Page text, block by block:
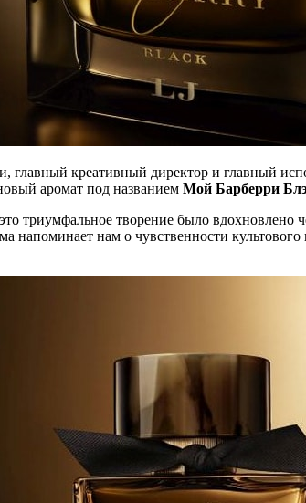
главный креативный директор и главный
аромат под названием Мой Барберри
триумфальное творение было
напоминает нам о чувственности